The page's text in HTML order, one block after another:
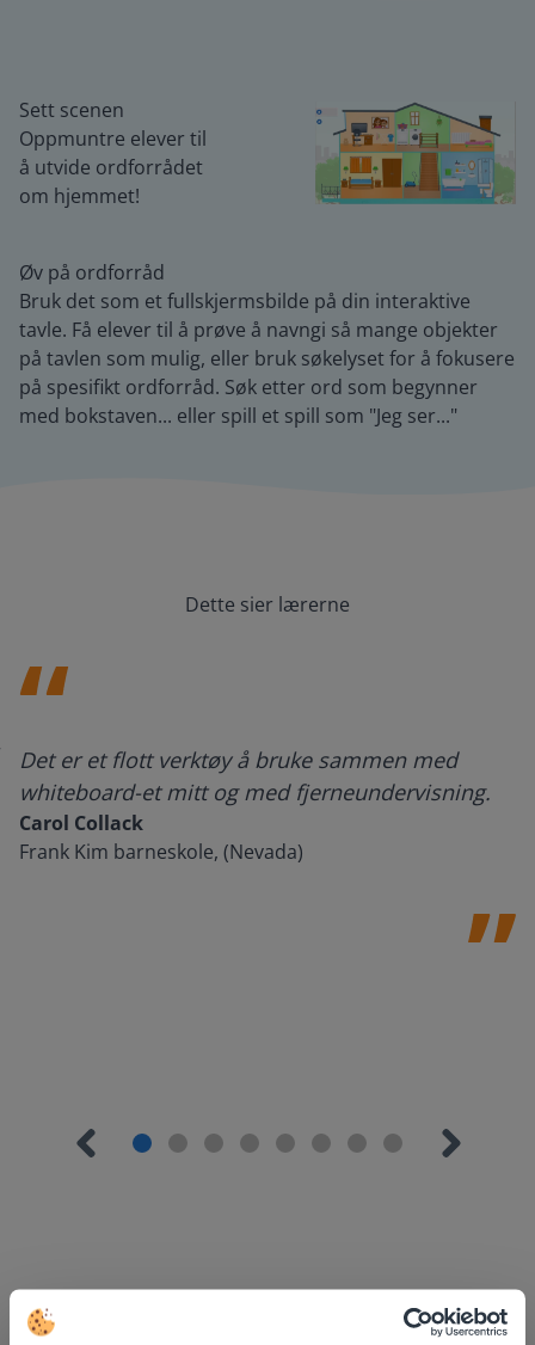
Sett scenen
Oppmuntre elever til
å utvide ordforrådet
om hjemmet!
Øv på ordforråd
Bruk det som et fullskjermsbilde på din interaktive
tavle. Få elever til å prøve å navngi så mange objekter
på tavlen som mulig, eller bruk søkelyset for å fokusere
på spesifikt ordforråd. Søk etter ord som begynner
med bokstaven... eller spill et spill som "Jeg ser..."
Dette sier lærerne
Det er et flott verktøy å bruke sammen med
whiteboard-et mitt og med fjerneundervisning.
Carol Collack
Frank Kim barneskole, (Nevada)